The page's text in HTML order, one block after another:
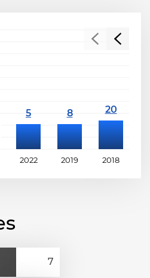
2022 2019 2018